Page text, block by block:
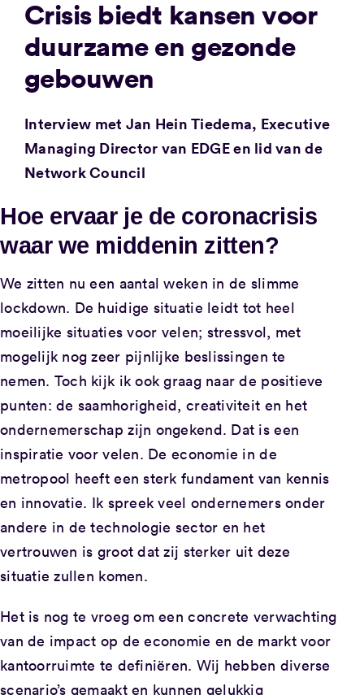
Crisis biedt kansen voor
duurzame en gezonde
gebouwen
Interview met Jan Hein Tiedema, Executive
Managing Director van EDGE en lid van de
Network Council
Hoe ervaar je de coronacrisis
waar we middenin zitten?
We zitten nu een aantal weken in de slimme
lockdown. De huidige situatie leidt tot heel
moeilijke situaties voor velen; stressvol, met
mogelijk nog zeer pijnlijke beslissingen te
nemen. Toch kijk ik ook graag naar de positieve
punten: de saamhorigheid, creativiteit en het
ondernemerschap zijn ongekend. Dat is een
inspiratie voor velen. De economie in de
metropool heeft een sterk fundament van kennis
en innovatie. Ik spreek veel ondernemers onder
andere in de technologie sector en het
vertrouwen is groot dat zij sterker uit deze
situatie zullen komen.
Het is nog te vroeg om een concrete verwachting
van de impact op de economie en de markt voor
kantoorruimte te definiëren. Wij hebben diverse
scenario’s gemaakt en kunnen gelukkig